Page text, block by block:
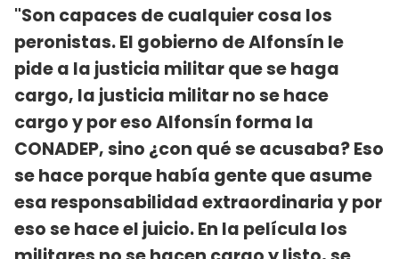
"Son capaces de cualquier cosa los
peronistas. El gobierno de Alfonsín le
pide a la justicia militar que se haga
cargo, la justicia militar no se hace
cargo y por eso Alfonsín forma la
CONADEP, sino ¿con qué se acusaba? Eso
se hace porque había gente que asume
esa responsabilidad extraordinaria y por
eso se hace el juicio. En la película los